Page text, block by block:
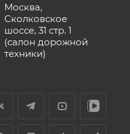
Москва,
Сколковское
шоссе, 31 стр. 1
(салон дорожной
техники)